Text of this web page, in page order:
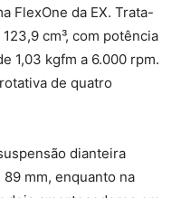
FlexOne da EX. Trata-
cm³, com potência
1,03 kgfm a 6.000 rpm.
de quatro
dianteira
mm, enquanto na